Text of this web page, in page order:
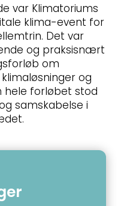
var Klimatoriums
klima-event for
Det var
og praksisnært
om
og
hele forløbet stod
samskabelse i